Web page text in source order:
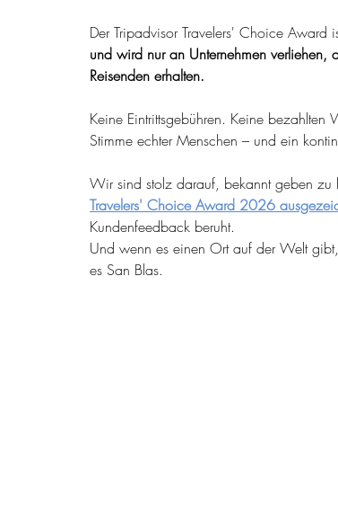
Der Tripadvisor Travelers' Choice Award
und wird nur an Unternehmen verliehen,
Reisenden erhalten.
Keine Eintrittsgebühren. Keine
Stimme echter Menschen – und ein
Wir sind stolz darauf, bekannt geben zu
Travelers' Choice Award 2026
Kundenfeedback beruht.
Und wenn es einen Ort auf der Welt
es San Blas.